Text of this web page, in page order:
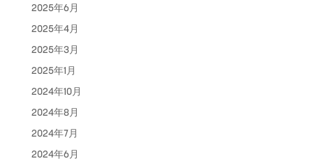
2025年6月
2025年4月
2025年3月
2025年1月
2024年10月
2024年8月
2024年7月
2024年6月